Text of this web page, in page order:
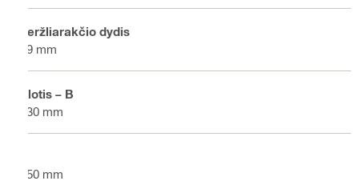
Veržliarakčio dydis
19 mm
Plotis – B
430 mm
350 mm